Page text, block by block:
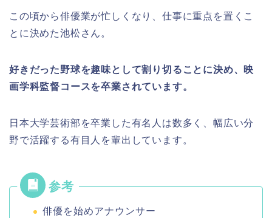
この頃から俳優業が忙しくなり、仕事に重点を置くこ
とに決めた池松さん。
好きだった野球を趣味として割り切ることに決め、映
画学科監督コースを卒業されています。
日本大学芸術部を卒業した有名人は数多く、幅広い分
野で活躍する有目人を輩出しています。
俳優を始めアナウンサー